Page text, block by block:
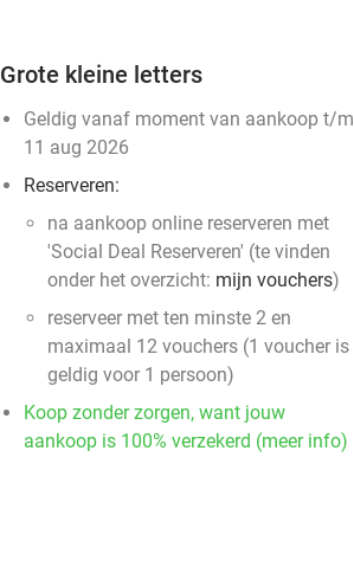
Grote kleine letters
Geldig vanaf moment van aankoop t/m
11 aug 2026
Reserveren:
na aankoop online reserveren met
'Social Deal Reserveren' (te vinden
onder het overzicht: mijn vouchers)
reserveer met ten minste 2 en
maximaal 12 vouchers (1 voucher is
geldig voor 1 persoon)
Koop zonder zorgen, want jouw
aankoop is 100% verzekerd (meer info)